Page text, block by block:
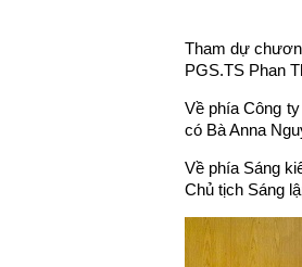
Tham dự
PGS.TS Phan
Về phía Công
có Bà Anna
Về phía Sáng
Chủ tịch Sáng